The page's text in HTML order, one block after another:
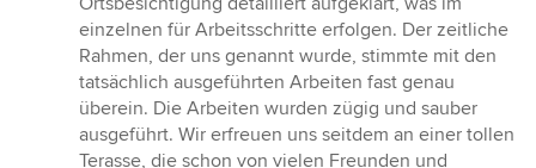
einzelnen für Arbeitsschritte erfolgen. Der zeitliche
Rahmen, der uns genannt wurde, stimmte mit den
tatsächlich ausgeführten Arbeiten fast genau
überein. Die Arbeiten wurden zügig und sauber
ausgeführt. Wir erfreuen uns seitdem an einer tollen
Terasse, die schon von vielen Freunden und